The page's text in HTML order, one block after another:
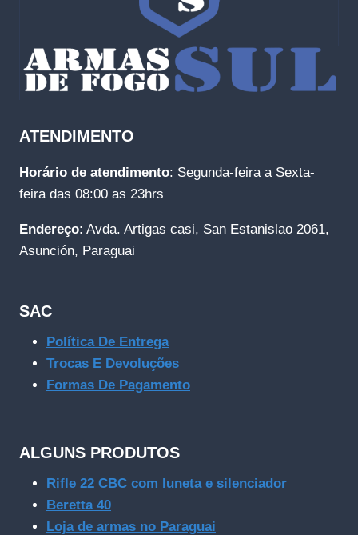
ATENDIMENTO
Horário de atendimento: Segunda-feira a Sexta-
feira das 08:00 as 23hrs
Endereço: Avda. Artigas casi, San Estanislao 2061,
Asunción, Paraguai
SAC
Política De Entrega
Trocas E Devoluções
Formas De Pagamento
ALGUNS PRODUTOS
Rifle 22 CBC com luneta e silenciador
Beretta 40
Loja de armas no Paraguai